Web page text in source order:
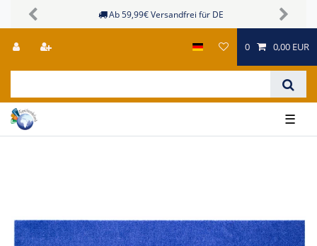
Ab 59,99€ Versandfrei für DE
Previous Next
0 0,00 EUR
☰